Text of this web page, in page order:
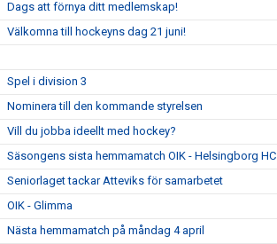
Dags att förnya ditt medlemskap!
Välkomna till hockeyns dag 21 juni!
Spel i division 3
Nominera till den kommande styrelsen
Vill du jobba ideellt med hockey?
Säsongens sista hemmamatch OIK - Helsingborg HC
Seniorlaget tackar Atteviks för samarbetet
OIK - Glimma
Nästa hemmamatch på måndag 4 april